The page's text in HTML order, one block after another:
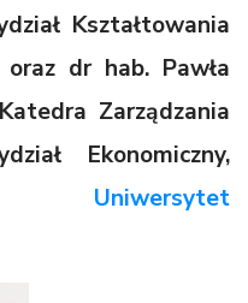
Kształtowania
dr hab. Pawła
Zarządzania
Ekonomiczny,
Uniwersytet